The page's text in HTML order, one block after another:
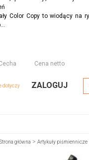
Color Copy to wiodący na
Cena netto
dotyczy ZALOGUJ
Strona główna > Artykuły piśmiennicze